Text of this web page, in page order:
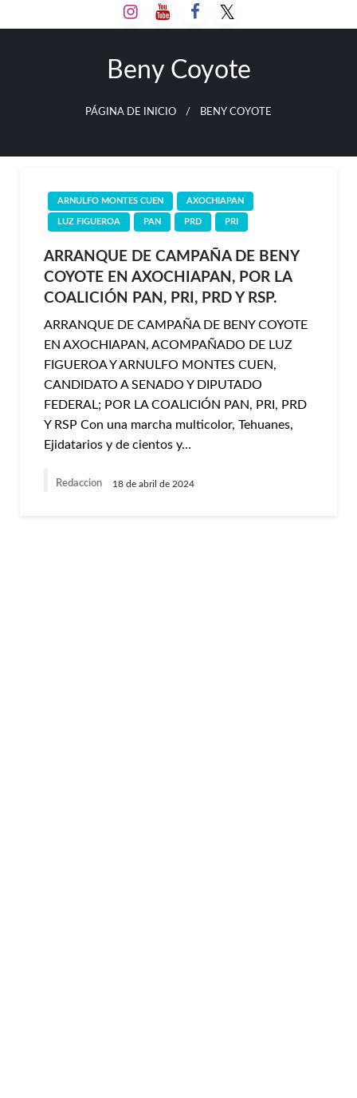
al
Beny Coyote
PÁGINA DE INICIO BENY COYOTE
ARNULFO MONTES CUEN AXOCHIAPAN
LUZ FIGUEROA PAN PRD PRI
ARRANQUE DE CAMPAÑA DE BENY
COYOTE EN AXOCHIAPAN, POR LA
COALICIÓN PAN, PRI, PRD Y RSP.
ARRANQUE DE CAMPAÑA DE BENY COYOTE
EN AXOCHIAPAN, ACOMPAÑADO DE LUZ
FIGUEROA Y ARNULFO MONTES CUEN,
CANDIDATO A SENADO Y DIPUTADO
FEDERAL; POR LA COALICIÓN PAN, PRI, PRD
Y RSP Con una marcha multicolor, Tehuanes,
Ejidatarios y de cientos y…
Redaccion 18 de abril de 2024